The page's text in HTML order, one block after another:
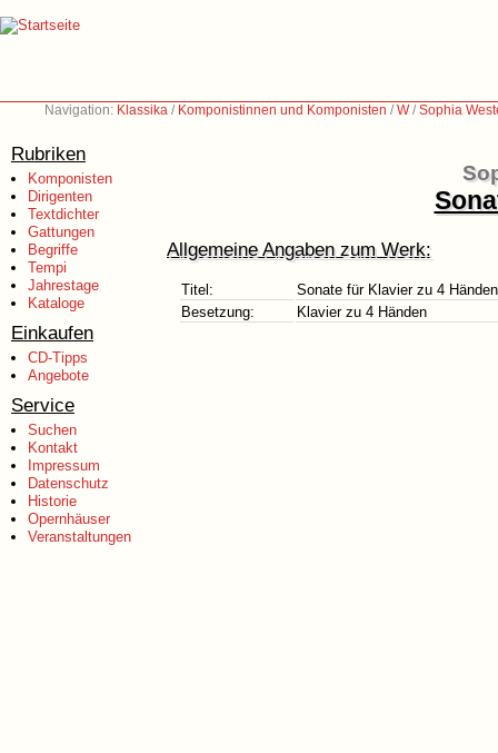
Navigation: Klassika / Komponistinnen und Komponisten /W/Sophia
Rubriken
Komponisten
Dirigenten
Textdichter
Gattungen
Begriffe
Tempi
Jahrestage
Kataloge
Einkaufen
CD-Tipps
Angebote
Service
Suchen
Kontakt
Impressum
Datenschutz
Historie
Opernhäuser
Veranstaltungen
Allgemeine Angaben zum Werk:
Titel:
Sonate für Klavier zu 4 Händen
Besetzung:
Klavier zu 4 Händen